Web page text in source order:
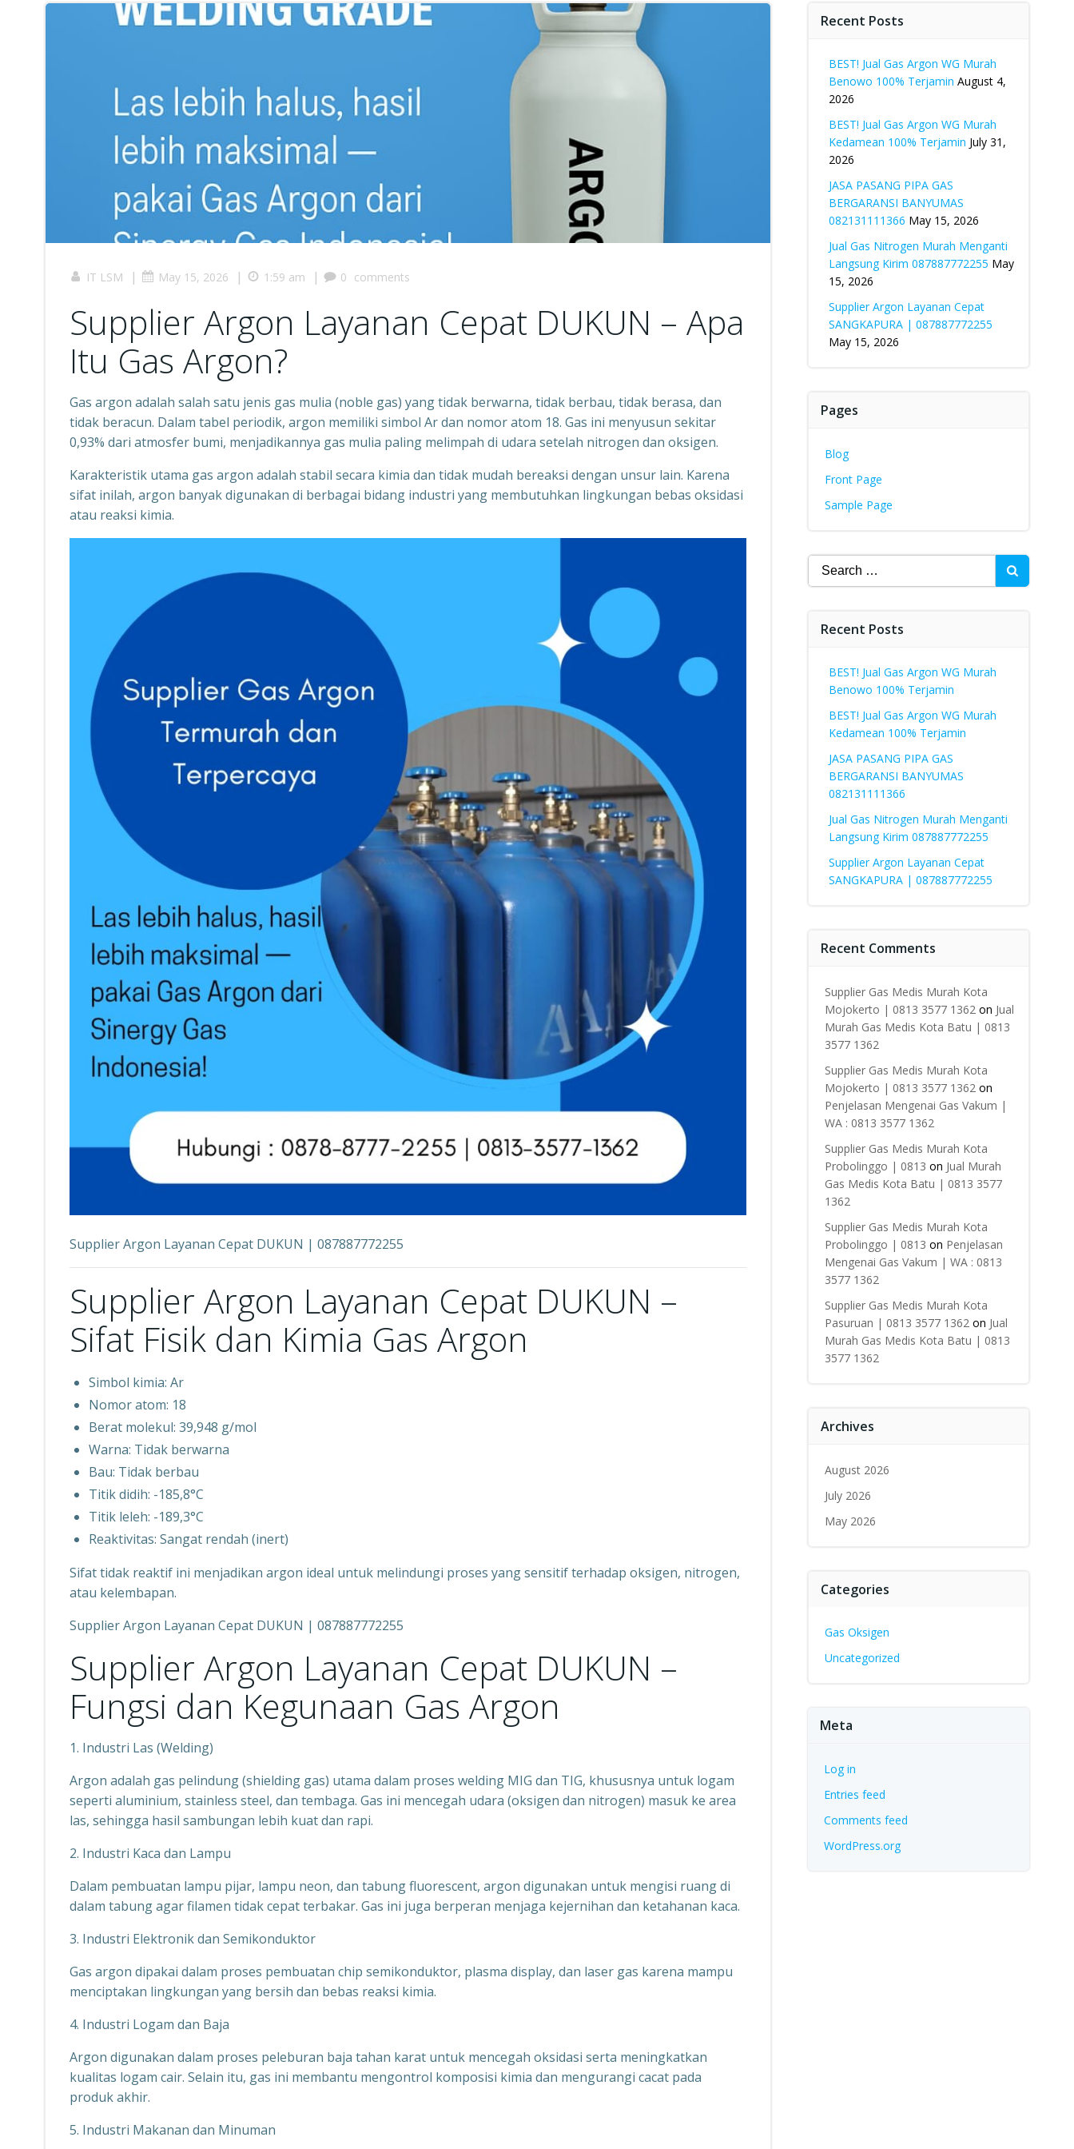
IT LSM | May 15, 2026 | 1:59 am | 0 comments
Supplier Argon Layanan Cepat DUKUN – Apa
Itu Gas Argon?
Gas argon adalah salah satu jenis gas mulia (noble gas) yang tidak berwarna, tidak berbau, tidak berasa, dan
tidak beracun. Dalam tabel periodik, argon memiliki simbol Ar dan nomor atom 18. Gas ini menyusun sekitar
0,93% dari atmosfer bumi, menjadikannya gas mulia paling melimpah di udara setelah nitrogen dan oksigen.
Karakteristik utama gas argon adalah stabil secara kimia dan tidak mudah bereaksi dengan unsur lain. Karena
sifat inilah, argon banyak digunakan di berbagai bidang industri yang membutuhkan lingkungan bebas oksidasi
atau reaksi kimia.
Supplier Argon Layanan Cepat DUKUN | 087887772255
Supplier Argon Layanan Cepat DUKUN –
Sifat Fisik dan Kimia Gas Argon
Simbol kimia: Ar
Nomor atom: 18
Berat molekul: 39,948 g/mol
Warna: Tidak berwarna
Bau: Tidak berbau
Titik didih: -185,8°C
Titik leleh: -189,3°C
Reaktivitas: Sangat rendah (inert)
Sifat tidak reaktif ini menjadikan argon ideal untuk melindungi proses yang sensitif terhadap oksigen, nitrogen,
atau kelembapan.
Supplier Argon Layanan Cepat DUKUN | 087887772255
Supplier Argon Layanan Cepat DUKUN –
Fungsi dan Kegunaan Gas Argon
1. Industri Las (Welding)
Argon adalah gas pelindung (shielding gas) utama dalam proses welding MIG dan TIG, khususnya untuk logam
seperti aluminium, stainless steel, dan tembaga. Gas ini mencegah udara (oksigen dan nitrogen) masuk ke area
las, sehingga hasil sambungan lebih kuat dan rapi.
2. Industri Kaca dan Lampu
Dalam pembuatan lampu pijar, lampu neon, dan tabung fluorescent, argon digunakan untuk mengisi ruang di
dalam tabung agar filamen tidak cepat terbakar. Gas ini juga berperan menjaga kejernihan dan ketahanan kaca.
3. Industri Elektronik dan Semikonduktor
Gas argon dipakai dalam proses pembuatan chip semikonduktor, plasma display, dan laser gas karena mampu
menciptakan lingkungan yang bersih dan bebas reaksi kimia.
4. Industri Logam dan Baja
Argon digunakan dalam proses peleburan baja tahan karat untuk mencegah oksidasi serta meningkatkan
kualitas logam cair. Selain itu, gas ini membantu mengontrol komposisi kimia dan mengurangi cacat pada
produk akhir.
5. Industri Makanan dan Minuman
Recent Posts
BEST! Jual Gas Argon WG Murah
Benowo 100% Terjamin August 4,
2026
BEST! Jual Gas Argon WG Murah
Kedamean 100% Terjamin July 31,
2026
JASA PASANG PIPA GAS
BERGARANSI BANYUMAS
082131111366 May 15, 2026
Jual Gas Nitrogen Murah Menganti
Langsung Kirim 087887772255 May
15, 2026
Supplier Argon Layanan Cepat
SANGKAPURA | 087887772255
May 15, 2026
Pages
Blog
Front Page
Sample Page
Search
for:
Recent Posts
BEST! Jual Gas Argon WG Murah
Benowo 100% Terjamin
BEST! Jual Gas Argon WG Murah
Kedamean 100% Terjamin
JASA PASANG PIPA GAS
BERGARANSI BANYUMAS
082131111366
Jual Gas Nitrogen Murah Menganti
Langsung Kirim 087887772255
Supplier Argon Layanan Cepat
SANGKAPURA | 087887772255
Recent Comments
Supplier Gas Medis Murah Kota
Mojokerto | 0813 3577 1362on Jual
Murah Gas Medis Kota Batu | 0813
3577 1362
Supplier Gas Medis Murah Kota
Mojokerto | 0813 3577 1362on
Penjelasan Mengenai Gas Vakum |
WA : 0813 3577 1362
Supplier Gas Medis Murah Kota
Probolinggo | 0813 on Jual Murah
Gas Medis Kota Batu | 0813 3577
1362
Supplier Gas Medis Murah Kota
Probolinggo | 0813 on Penjelasan
Mengenai Gas Vakum | WA : 0813
3577 1362
Supplier Gas Medis Murah Kota
Pasuruan | 0813 3577 1362on Jual
Murah Gas Medis Kota Batu | 0813
3577 1362
Archives
August 2026
July 2026
May 2026
Categories
Gas Oksigen
Uncategorized
Meta
Log in
Entries feed
Comments feed
WordPress.org